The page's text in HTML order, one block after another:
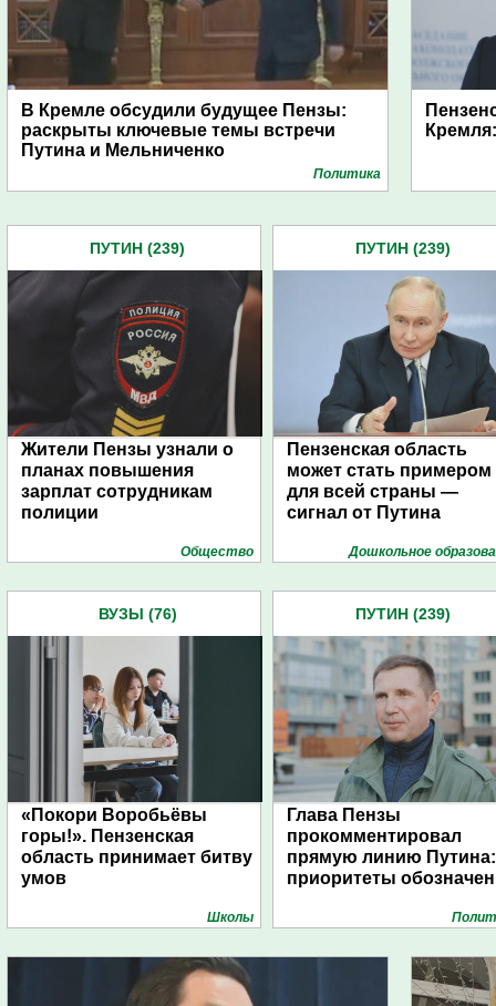
В Кремле обсудили будущее Пензы:
раскрыты ключевые темы встречи
Путина и Мельниченко
Политика
ПУТИН (239)
Жители Пензы узнали о
планах повышения
зарплат сотрудникам
полиции
Общество
ПУТИН (239)
Пензенская область
может стать примером
для всей страны —
сигнал от Путина
Дошкольное
ВУЗЫ (76)
«Покори Воробьёвы
горы!». Пензенская
область принимает битву
умов
Школы
ПУТИН (239)
Глава Пензы
прокомментировал
прямую линию Путина:
приоритеты